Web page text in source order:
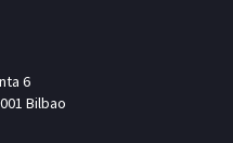
6
Bilbao